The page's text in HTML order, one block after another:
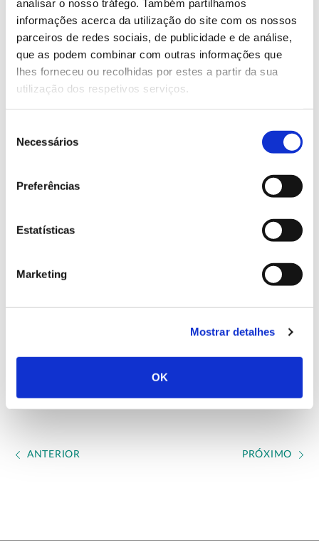
analisar o nosso tráfego. Também partilhamos
informações acerca da utilização do site com os nossos
parceiros de redes sociais, de publicidade e de análise,
que as podem combinar com outras informações que
lhes forneceu ou recolhidas por estes a partir da sua
utilização dos respetivos serviços.
Necessários
Preferências
Estatísticas
Marketing
Mostrar detalhes
OK
– Avaliar o potencial das florestas de produção de
eucalipto como ferramentas complementares de
conservação;
– Aferir o papel dos mamíferos na manutenção de
florestas de produção de eucalipto sustentáveis,
certificadas e funcionais.
Equipa
INIAV – Instituto Nacional de Investigação Agrária e
Alterações Ambientais , CENA – Centro de Energia
Nuclear na Agricultura da Universidade de São Paulo
Mais informação sobre o projetoWild Forests
Conclusão: 2021
ANTERIOR PRÓXIMO